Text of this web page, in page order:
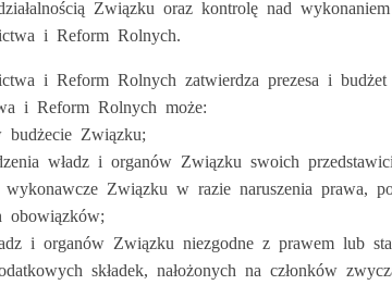
Związku oraz kontrolę nad
i Reform Rolnych.
i Reform Rolnych zatwierdza prezesa i budżet
i Reform Rolnych może:
Związku;
władz i organów Związku swoich
Związku w razie naruszenia prawa,
obowiązków;
i organów Związku niezgodne z prawem lub
składek, nałożonych na członków